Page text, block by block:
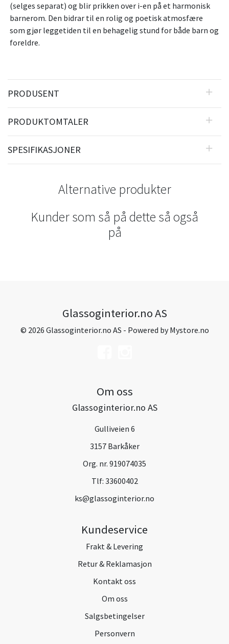
(selges separat) og blir prikken over i-en på et harmonisk
barnerom. Den bidrar til en rolig og poetisk atmosfære
som gjør leggetiden til en behagelig stund for både barn og
foreldre.
PRODUSENT
PRODUKTOMTALER
SPESIFIKASJONER
Alternative produkter
Kunder som så på dette så også
på
Glassoginterior.no AS
© 2026 Glassoginterior.no AS - Powered byMystore.no
Om oss
Glassoginterior.no AS
Gulliveien 6
3157 Barkåker
Org. nr. 919074035
Tlf: 33600402
ks@glassoginterior.no
Kundeservice
Frakt & Levering
Retur & Reklamasjon
Kontakt oss
Om oss
Salgsbetingelser
Personvern